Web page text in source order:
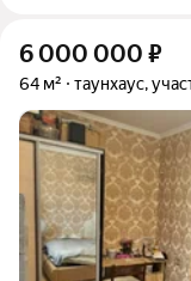
6 000 000 ₽
64 м² таунхаус,